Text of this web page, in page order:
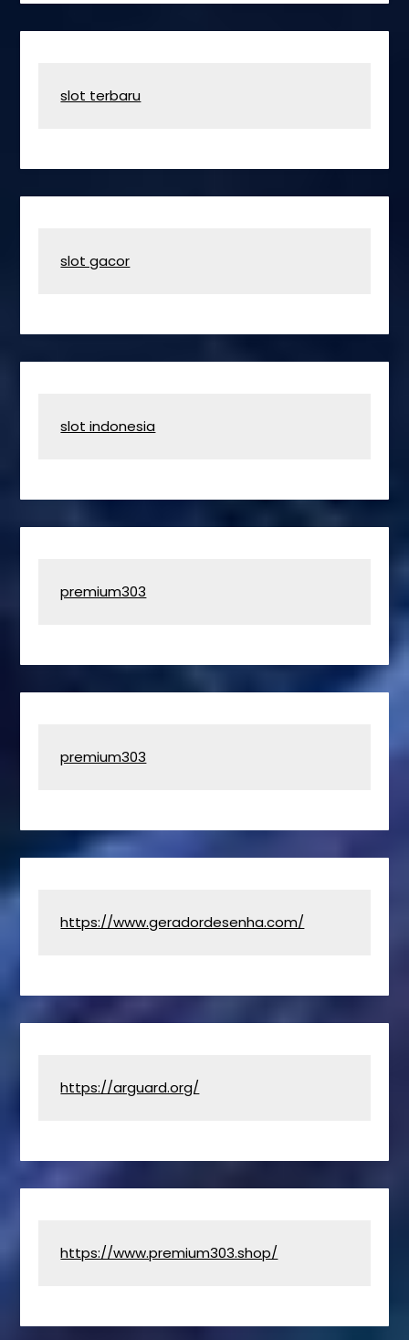
slot terbaru
slot gacor
slot indonesia
premium303
premium303
https://www.geradordesenha.com/
https://arguard.org/
https://www.premium303.shop/